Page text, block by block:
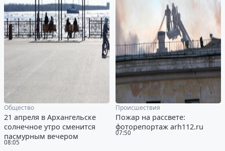
08:05
Общество
21 апреля в Архангельске
солнечное утро сменится
пасмурным вечером
07:50
Происшествия
Пожар на рассвете:
фоторепортаж arh112.ru